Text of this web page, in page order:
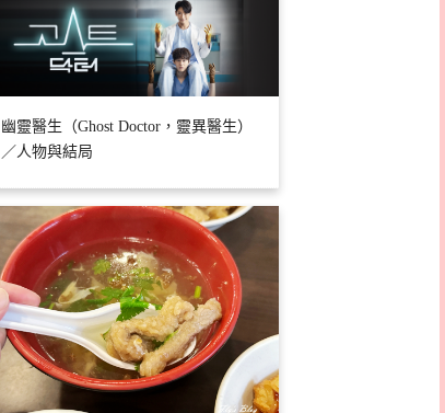
幽靈醫生（Ghost Doctor，靈異醫生）
／人物與結局